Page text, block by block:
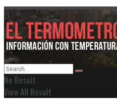
No Result
View All Result